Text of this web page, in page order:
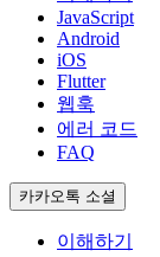
JavaScript
Android
iOS
Flutter
웹훅
에러 코드
FAQ
카카오톡 소셜
이해하기